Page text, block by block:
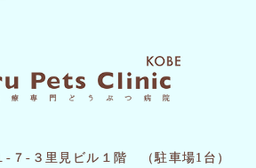
-７-３里見ビル１階 （駐車場1台）